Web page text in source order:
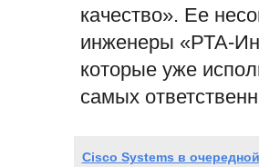
качество». Ее
инженеры «РТА-
которые уже
самых
Cisco Systems в